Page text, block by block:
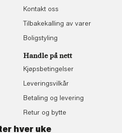
Kontakt oss
Tilbakekalling av varer
Boligstyling
Handle på nett
Kjøpsbetingelser
Leveringsvilkår
Betaling og levering
Retur og bytte
hver uke